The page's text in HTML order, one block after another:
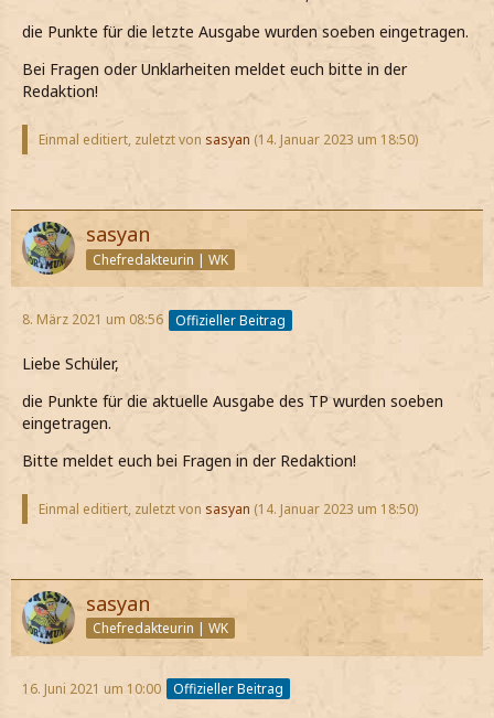
die Punkte für die letzte Ausgabe wurden soeben eingetragen.
Bei Fragen oder Unklarheiten meldet euch bitte in der
Redaktion!
Einmal editiert, zuletzt von sasyan (14. Januar 2023 um 18:50)
sasyan
Chefredakteurin | WK
8. März 2021 um 08:56 Offizieller Beitrag
Liebe Schüler,
die Punkte für die aktuelle Ausgabe des TP wurden soeben
eingetragen.
Bitte meldet euch bei Fragen in der Redaktion!
Einmal editiert, zuletzt von sasyan (14. Januar 2023 um 18:50)
sasyan
Chefredakteurin | WK
16. Juni 2021 um 10:00 Offizieller Beitrag